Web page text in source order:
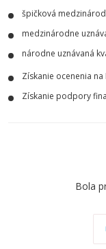
špičková
medzinárodne
národne uznávaná
Získanie ocenenia na
Získanie podpory
Bola